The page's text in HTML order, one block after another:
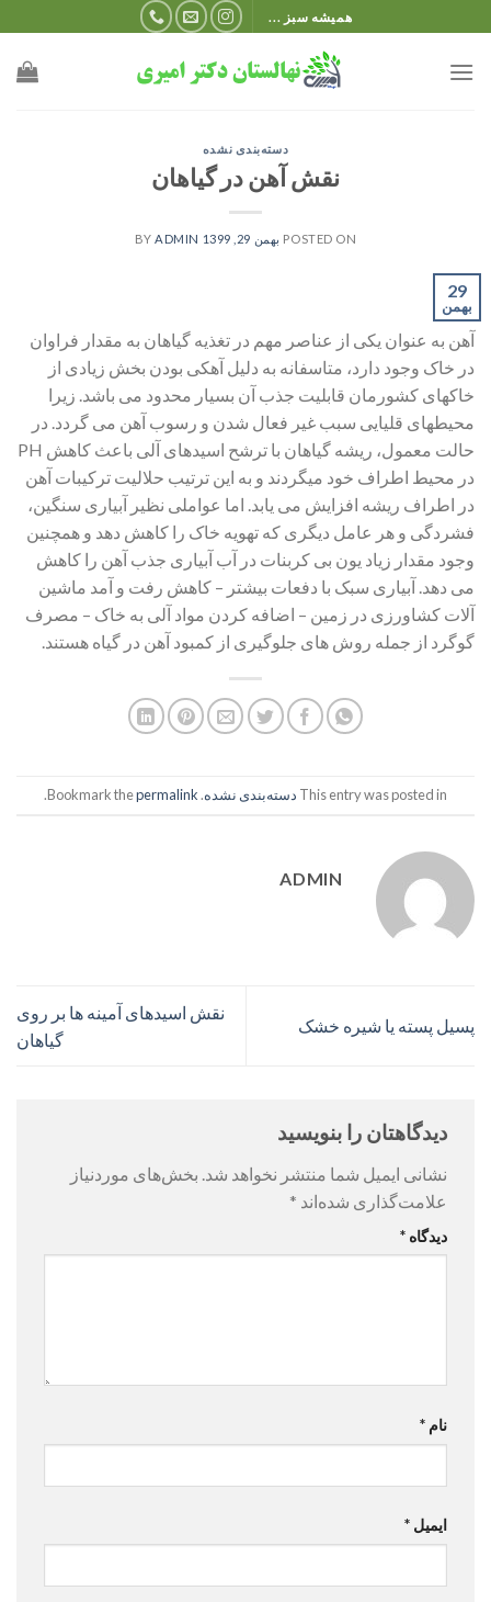
to
content
همیشه سبز ...
دسته‌بندی نشده
نقش آهن در گیاهان
POSTED ON بهمن 29, 1399 ADMIN
29
بهمن
آهن به عنوان یکی از عناصر مهم در تغذیه گیاهان به مقدار فراوان
در خاک وجود دارد، متاسفانه به دلیل آهکی بودن بخش زیادی از
خاکهای کشورمان قابلیت جذب آن بسیار محدود می باشد. زیرا
محیطهای قلیایی سبب غیر فعال شدن و رسوب آهن می گردد. در
حالت معمول، ریشه گیاهان با ترشح اسیدهای آلی باعث کاهش PH
در محیط اطراف خود میگردند و به این ترتیب حلالیت ترکیبات آهن
در اطراف ریشه افزایش می یابد. اما عواملی نظیر آبیاری سنگین،
فشردگی و هر عامل دیگری که تهویه خاک را کاهش دهد و همچنین
وجود مقدار زیاد یون بی کربنات در آب آبیاری جذب آهن را کاهش
می دهد. آبیاری سبک با دفعات بیشتر – کاهش رفت و آمد ماشین
آلات کشاورزی در زمین – اضافه کردن مواد آلی به خاک – مصرف
گوگرد از جمله روش های جلوگیری از کمبود آهن در گیاه هستند.
This entry was posted in دسته‌بندی نشده. Bookmark the
permalink
.
ADMIN
پسیل پسته یا شیره خشک
نقش اسیدهای آمینه ها بر روی
گیاهان
دیدگاهتان را بنویسید
نشانی ایمیل شما منتشر نخواهد شد. بخش‌های موردنیاز
علامت‌گذاری شده‌اند *
دیدگاه *
نام *
ایمیل *